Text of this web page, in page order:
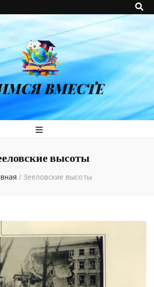
ВМЕСТЕ
высоты
/ Зееловские высоты